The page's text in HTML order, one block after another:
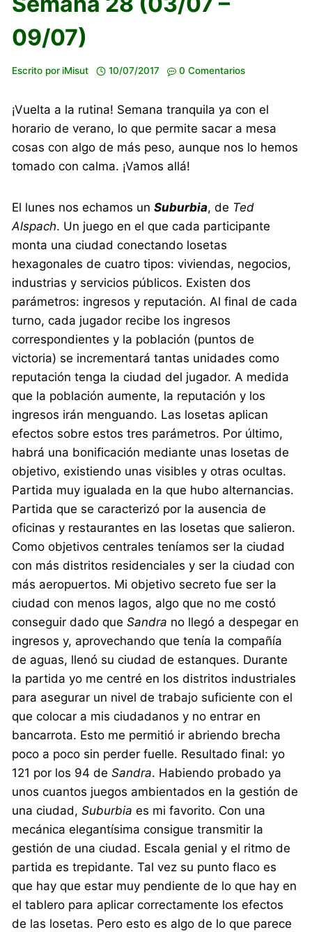
09/07)
Escrito por iMisut 10/07/2017 0 Comentarios
¡Vuelta a la rutina! Semana tranquila ya con el
horario de verano, lo que permite sacar a mesa
cosas con algo de más peso, aunque nos lo hemos
tomado con calma. ¡Vamos allá!
El lunes nos echamos unSuburbia, de Ted
Alspach. Un juego en el que cada participante
monta una ciudad conectando losetas
hexagonales de cuatro tipos: viviendas, negocios,
industrias y servicios públicos. Existen dos
parámetros: ingresos y reputación. Al final de cada
turno, cada jugador recibe los ingresos
correspondientes y la población (puntos de
victoria) se incrementará tantas unidades como
reputación tenga la ciudad del jugador. A medida
que la población aumente, la reputación y los
ingresos irán menguando. Las losetas aplican
efectos sobre estos tres parámetros. Por último,
habrá una bonificación mediante unas losetas de
objetivo, existiendo unas visibles y otras ocultas.
Partida muy igualada en la que hubo alternancias.
Partida que se caracterizó por la ausencia de
oficinas y restaurantes en las losetas que salieron.
Como objetivos centrales teníamos ser la ciudad
con más distritos residenciales y ser la ciudad con
más aeropuertos. Mi objetivo secreto fue ser la
ciudad con menos lagos, algo que no me costó
conseguir dado queSandra no llegó a despegar en
ingresos y, aprovechando que tenía la compañía
de aguas, llenó su ciudad de estanques. Durante
la partida yo me centré en los distritos industriales
para asegurar un nivel de trabajo suficiente con el
que colocar a mis ciudadanos y no entrar en
bancarrota. Esto me permitió ir abriendo brecha
poco a poco sin perder fuelle. Resultado final: yo
121 por los 94 deSandra. Habiendo probado ya
unos cuantos juegos ambientados en la gestión de
una ciudad,Suburbia es mi favorito. Con una
mecánica elegantísima consigue transmitir la
gestión de una ciudad. Escala genial y el ritmo de
partida es trepidante. Tal vez su punto flaco es
que hay que estar muy pendiente de lo que hay en
el tablero para aplicar correctamente los efectos
de las losetas. Pero esto es algo de lo que parece